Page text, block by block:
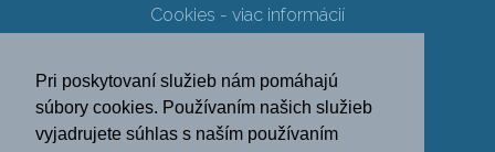
Pri poskytovaní služieb nám pomáhajú
súbory cookies. Používaním našich služieb
vyjadrujete súhlas s naším používaním
Cookies - viac informácií
Ochrana osobných údajov
SK EN DE PL